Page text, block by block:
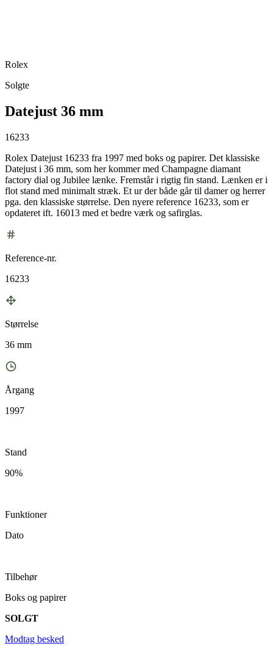
Rolex
Solgte
Datejust 36 mm
16233
Rolex Datejust 16233 fra 1997 med boks og papirer. Det klassiske
Datejust i 36 mm, som her kommer med Champagne diamant
factory dial og Jubilee lænke. Fremstår i rigtig fin stand. Lænken er i
flot stand med minimalt stræk. Et ur der både går til damer og herrer
pga. den klassiske størrelse. Den nyere reference 16233, som er
opdateret ift. 16013 med et bedre værk og safirglas.
Reference-nr.
16233
Størrelse
36 mm
Årgang
1997
Stand
90%
Funktioner
Dato
Tilbehør
Boks og papirer
SOLGT
Modtag besked